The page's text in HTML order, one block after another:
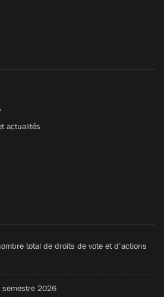
actualités
total de droits de vote et d’actions
2026